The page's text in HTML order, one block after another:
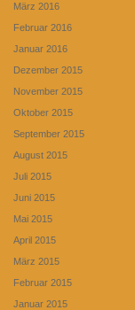
März 2016
Februar 2016
Januar 2016
Dezember 2015
November 2015
Oktober 2015
September 2015
August 2015
Juli 2015
Juni 2015
Mai 2015
April 2015
März 2015
Februar 2015
Januar 2015